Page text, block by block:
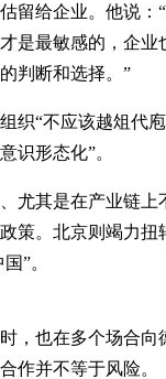
留给企业。他说：
是最敏感的，企业
判断和选择。”
织“不应该越俎代
识形态化”。
尤其是在产业链上
策。北京则竭力扭
”。
，也在多个场合向
作并不等于风险。